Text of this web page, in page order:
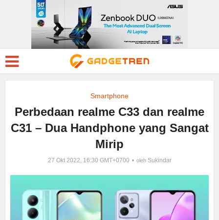
Smartphone
Perbedaan realme C33 dan realme
C31 – Dua Handphone yang Sangat
Mirip
27 Okt 2022, 16:30 GMT+0700 oleh Sukindar